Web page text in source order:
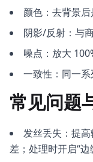
颜色：去背景
阴影/反射：与
噪点：放大
一致性：同一
常见问题
发丝丢失：提
差；处理时开启“边